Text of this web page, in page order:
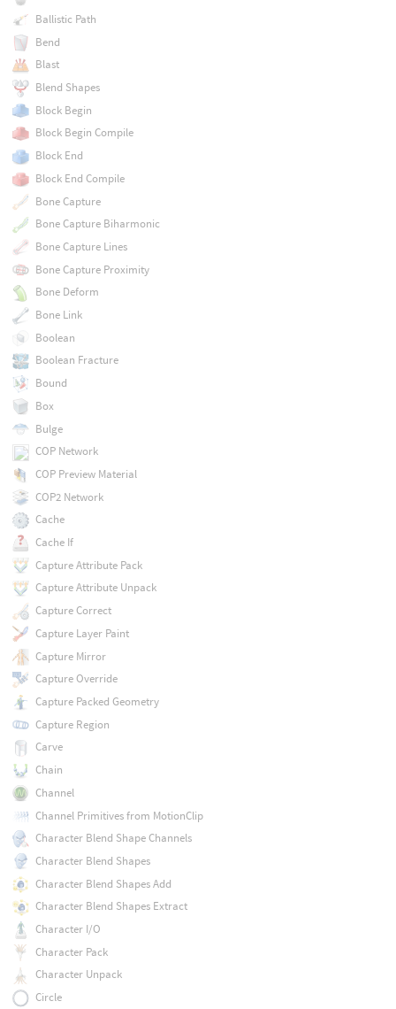
Ballistic Path
Bend
Blast
Blend Shapes
Block Begin
Block Begin Compile
Block End
Block End Compile
Bone Capture
Bone Capture Biharmonic
Bone Capture Lines
Bone Capture Proximity
Bone Deform
Bone Link
Boolean
Boolean Fracture
Bound
Box
Bulge
COP Network
COP Preview Material
COP2 Network
Cache
Cache If
Capture Attribute Pack
Capture Attribute Unpack
Capture Correct
Capture Layer Paint
Capture Mirror
Capture Override
Capture Packed Geometry
Capture Region
Carve
Chain
Channel
Channel Primitives from MotionClip
Character Blend Shape Channels
Character Blend Shapes
Character Blend Shapes Add
Character Blend Shapes Extract
Character I/O
Character Pack
Character Unpack
Circle